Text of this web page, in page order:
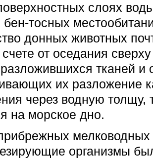
слоях
бен-тосных
донных животных
от оседания
тканей и
их разложение
через водную толщу,
на морское дно.
мелководных
организмы